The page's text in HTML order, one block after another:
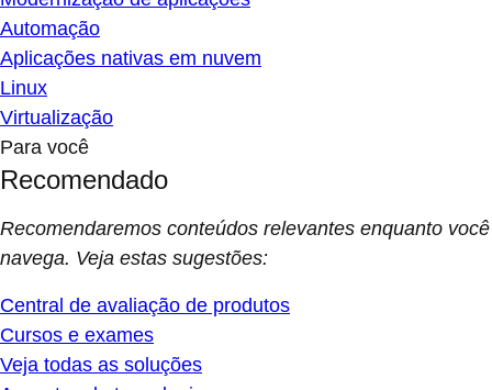
Automação
Aplicações nativas em nuvem
Linux
Virtualização
Para você
Recomendado
navega. Veja estas sugestões:
Cursos e exames
Veja todas as soluções
Assuntos de tecnologia